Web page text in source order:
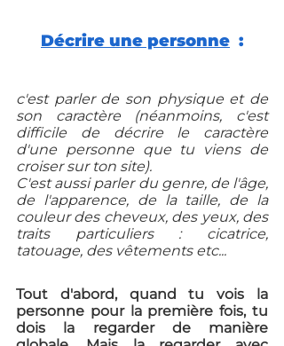
Décrire une personne
  :
c'est parler de son physique et de
son caractère (néanmoins, c'est
difficile de décrire le caractère
d'une personne que tu viens de
croiser sur ton site).
C'est aussi parler du genre, de l'âge,
de l'apparence, de la taille, de la
couleur des cheveux, des yeux, des
traits particuliers : cicatrice,
tatouage, des vêtements etc...
Tout d'abord, quand tu vois la
personne pour la première fois, tu
dois la regarder de manière